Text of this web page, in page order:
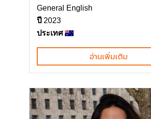
General English
ปี 2023
ประเทศ
อ่านเพิ่มเติม